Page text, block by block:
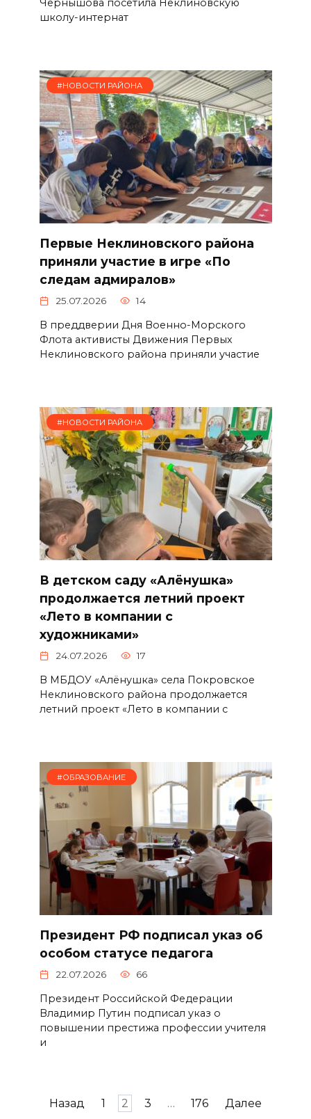
Чернышова посетила Неклиновскую
школу-интернат
#НОВОСТИ РАЙОНА
Первые Неклиновского района
приняли участие в игре «По
следам адмиралов»
25.07.2026 14
В преддверии Дня Военно-Морского
Флота активисты Движения Первых
Неклиновского района приняли участие
#НОВОСТИ РАЙОНА
В детском саду «Алёнушка»
продолжается летний проект
«Лето в компании с
художниками»
24.07.2026 17
В МБДОУ «Алёнушка» села Покровское
Неклиновского района продолжается
летний проект «Лето в компании с
#ОБРАЗОВАНИЕ
Президент РФ подписал указ об
особом статусе педагога
22.07.2026 66
Президент Российской Федерации
Владимир Путин подписал указ о
повышении престижа профессии учителя
и
Пагинация
Назад 1 2 3 … 176 Далее